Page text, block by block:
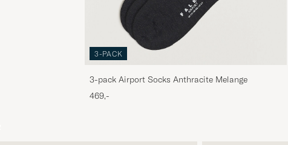
3-PACK
3-pack Airport Socks Anthracite Melange
469,-